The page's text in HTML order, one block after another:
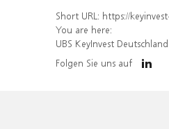
Short URL: https://keyinvest-de.ubs.com/
You are here:
UBS KeyInvest Deutschland
Folgen Sie uns auf